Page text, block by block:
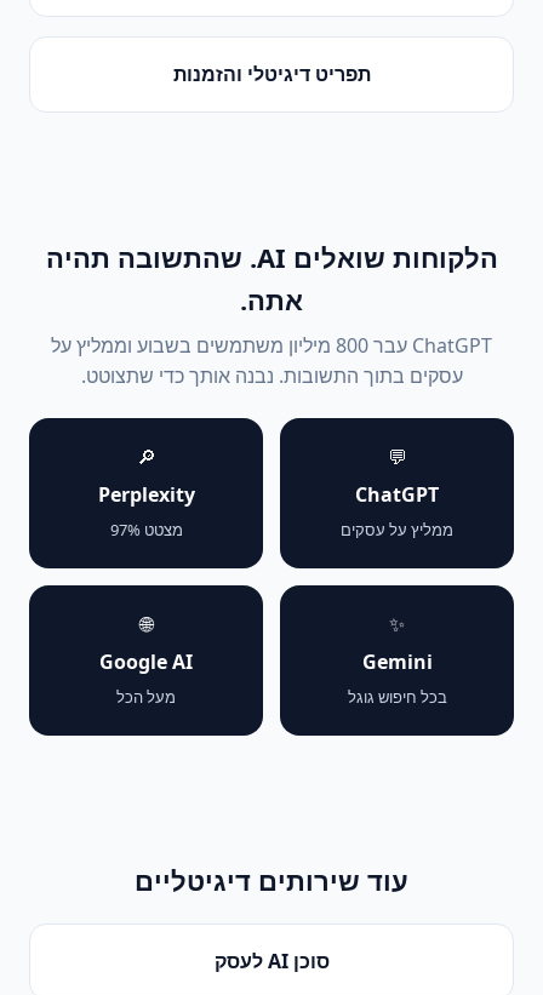
תפריט דיגיטלי והזמנות
הלקוחות שואלים AI. שהתשובה תהיה
אתה.
ChatGPT עבר 800 מיליון משתמשים בשבוע וממליץ על
עסקים בתוך התשובות. נבנה אותך כדי שתצוטט.
💬
ChatGPT
ממליץ על עסקים
🔎
Perplexity
מצטט 97%
✨
Gemini
בכל חיפוש גוגל
🌐
Google AI
מעל הכל
עוד שירותים דיגיטליים
סוכן AI לעסק